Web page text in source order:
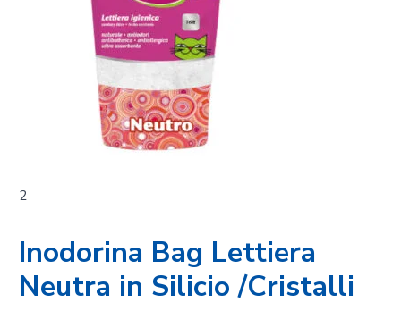
2
Inodorina Bag Lettiera
Neutra in Silicio /Cristalli